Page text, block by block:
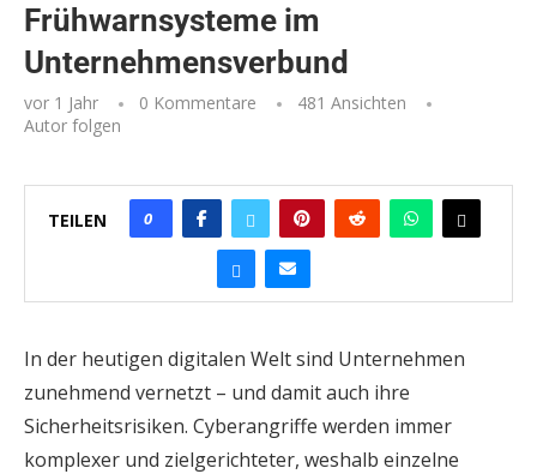
Frühwarnsysteme im
Unternehmensverbund
vor 1 Jahr 0 Kommentare 481 Ansichten
TEILEN 0
In der heutigen digitalen Welt sind Unternehmen
zunehmend vernetzt – und damit auch ihre
Sicherheitsrisiken. Cyberangriffe werden immer
komplexer und zielgerichteter, weshalb einzelne